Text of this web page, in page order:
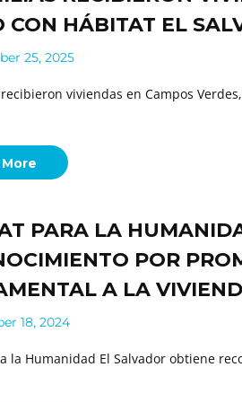
CON HÁBITAT EL
25, 2025
viviendas en Campos
PARA LA
POR
A LA
18, 2024
la Humanidad El Salvador obtiene